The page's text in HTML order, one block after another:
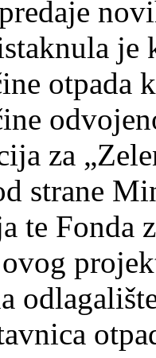
otpada
za
strane
te Fonda